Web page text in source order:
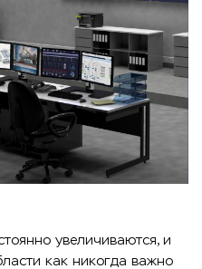
увеличиваются, и
как никогда важно